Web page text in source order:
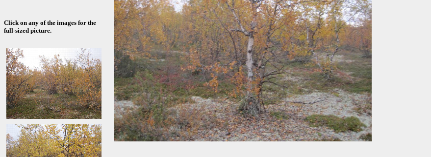
Click on any of the images for the
full-sized picture.